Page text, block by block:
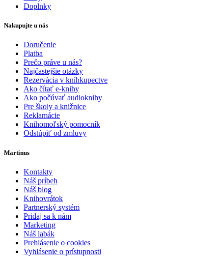
Doplnky
Nakupujte u nás
Doručenie
Platba
Prečo práve u nás?
Najčastejšie otázky
Rezervácia v kníhkupectve
Ako čítať e-knihy
Ako počúvať audioknihy
Pre školy a knižnice
Reklamácie
Knihomoľský pomocník
Odstúpiť od zmluvy
Martinus
Kontakty
Náš príbeh
Náš blog
Knihovrátok
Partnerský systém
Pridaj sa k nám
Marketing
Náš labák
Prehlásenie o cookies
Vyhlásenie o prístupnosti